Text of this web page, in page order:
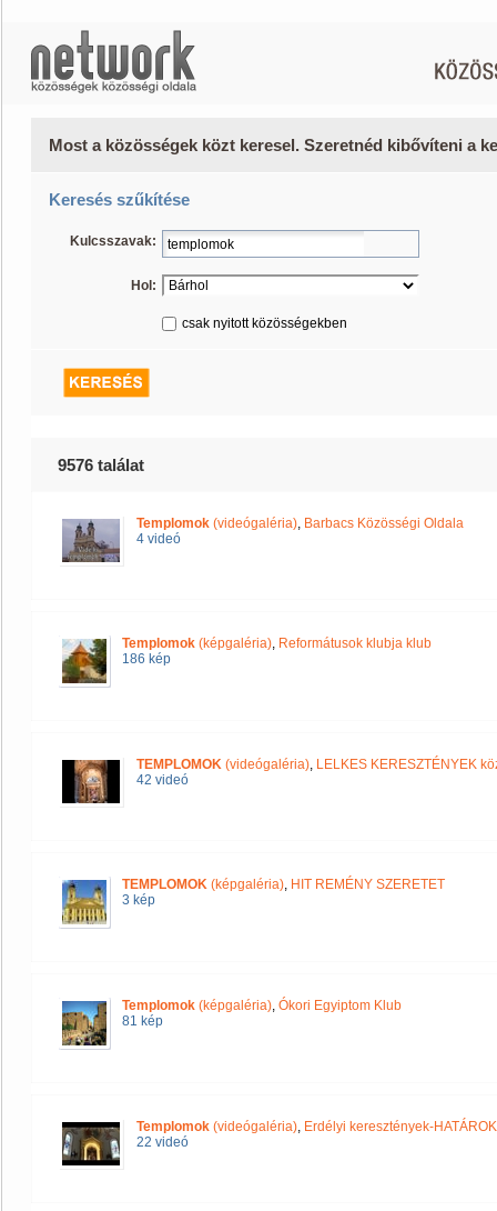
Most a közösségek közt keresel. Szeretnéd kibővíteni a
Keresés szűkítése
Kulcsszavak:
Hol:
csak nyitott közösségekben
9576 találat
Templomok (videógaléria), Barbacs Közösségi Oldala
4 videó
Templomok (képgaléria), Reformátusok klubja klub
186 kép
TEMPLOMOK (videógaléria), LELKES KERESZTÉNYEK
42 videó
TEMPLOMOK (képgaléria), HIT REMÉNY SZERETET
3 kép
Templomok (képgaléria), Ókori Egyiptom Klub
81 kép
Templomok (videógaléria), Erdélyi keresztények-
22 videó